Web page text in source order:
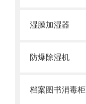
湿膜加湿器
防爆除湿机
档案图书消毒柜